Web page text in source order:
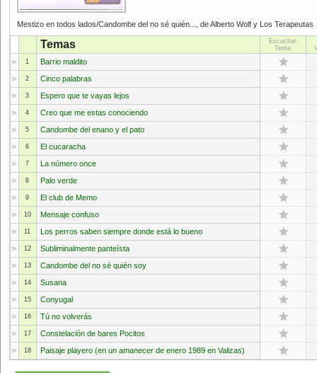
Mestizo en todos lados/Candombe del no sé quién..., de Alberto Wolf y Los Terapeutas
Temas
Escuchar
Tema
1
Barrio maldito
2 Cinco palabras
3 Espero que te vayas lejos
4 Creo que me estas conociendo
5 Candombe del enano y el pato
6 El cucaracha
7 La número once
8 Palo verde
9 El club de Memo
10 Mensaje confuso
11 Los perros saben siempre donde está lo bueno
12 Subliminalmente panteísta
13 Candombe del no sé quién soy
14 Susana
15 Conyugal
16 Tú no volverás
17 Constelación de bares Pocitos
18 Paisaje playero (en un amanecer de enero 1989 en Valizas)